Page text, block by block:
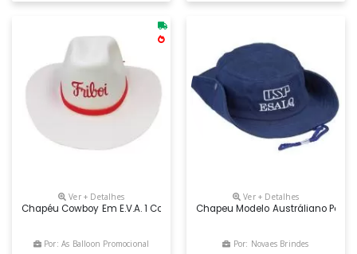
Ver + Detalhes
Chapéu Cowboy Em E.v.a. 1 Cor De Impressão Silk Acabamento Fita Em
Por: As Balloon Promocional
Ver + Detalhes
Chapeu Modelo Austráliano
Por: Novaes Brindes